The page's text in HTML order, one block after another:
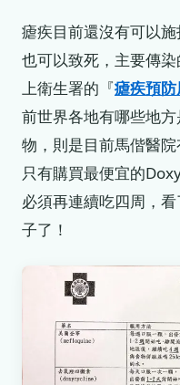
瘧疾目前還沒有可以
也可以致死，主要傳
上衛生署的『瘧疾預
前世界各地有哪些地
物，則是目前馬偕醫
只有購買最便宜的
必須再連續吃四周，
子了！